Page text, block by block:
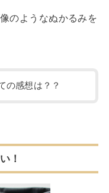
のようなぬかるみを
の感想は？？
！